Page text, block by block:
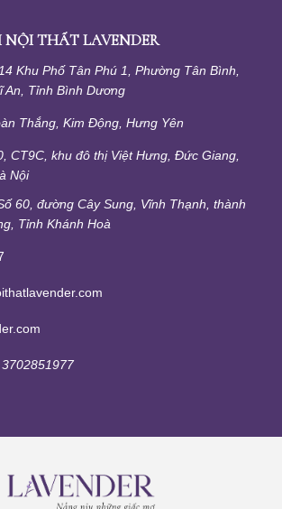
THẤT LAVENDER
Khu Phố Tân Phú 1, Phường Tân Bình,
An, Tỉnh Bình Dương
Thắng, Kim Động, Hưng Yên
CT9C, khu đô thị Việt Hưng, Đức Giang,
Nội
60, đường Cây Sung, Vĩnh Thạnh, thành
Tỉnh Khánh Hoà
3702851977